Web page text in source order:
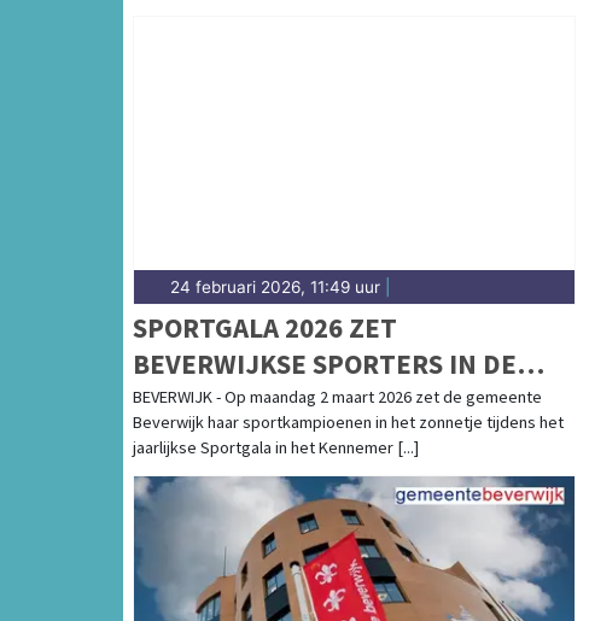
24 februari 2026, 11:49 uur
SPORTGALA 2026 ZET
BEVERWIJKSE SPORTERS IN DE
SCHIJNWERPERS
BEVERWIJK - Op maandag 2 maart 2026 zet de gemeente
Beverwijk haar sportkampioenen in het zonnetje tijdens het
jaarlijkse Sportgala in het Kennemer [...]